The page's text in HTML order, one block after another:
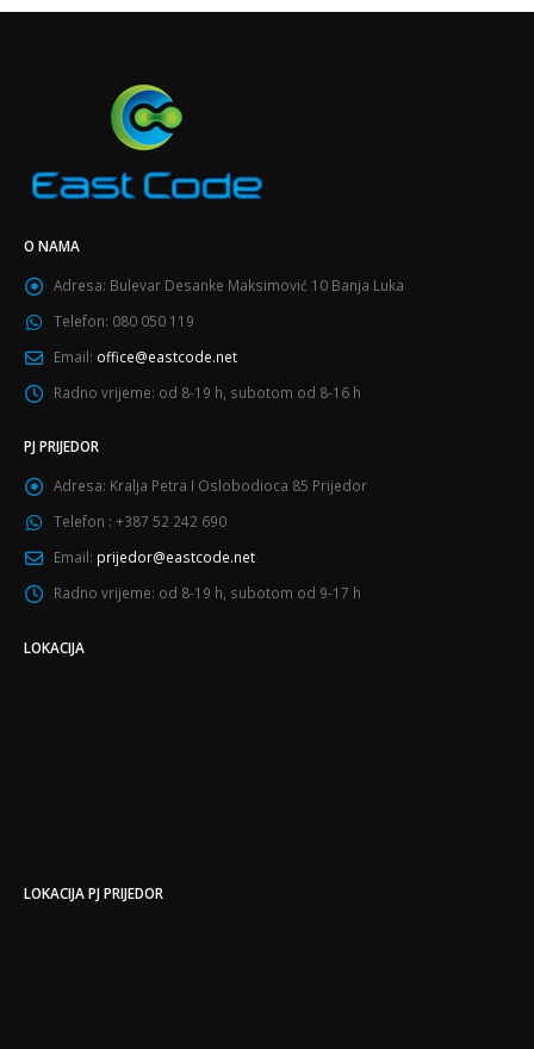
O NAMA
Adresa: Bulevar Desanke Maksimović 10 Banja Luka
Telefon: 080 050 119
Email: office@eastcode.net
Radno vrijeme: od 8-19 h, subotom od 8-16 h
PJ PRIJEDOR
Adresa: Kralja Petra I Oslobodioca 85 Prijedor
Telefon : +387 52 242 690
Email: prijedor@eastcode.net
Radno vrijeme: od 8-19 h, subotom od 9-17 h
LOKACIJA
LOKACIJA PJ PRIJEDOR